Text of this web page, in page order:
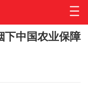
下中国农业保障